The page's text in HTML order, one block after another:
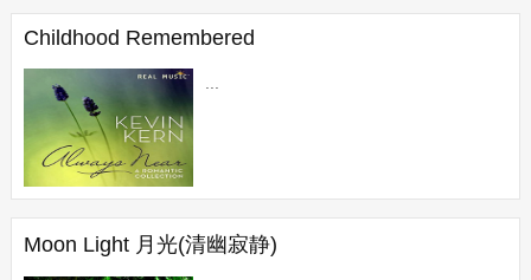
Childhood Remembered
Moon Light 月光(清幽寂静)